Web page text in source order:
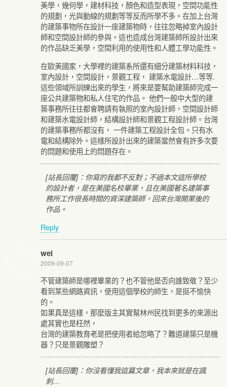
美學，幾何學，建材科技，顏色和造型表現，空間功能性
的規劃，光與動線的規劃等等反而所學不多。在加上台灣
的建築事物所在設計一座建築物時，往往忽略掉室內設計
師和空間設計師的參與。這也造成台灣建築師所設計出來
的作品缺乏美學，空間利用的使用性和人體工學功能性。
在歐美國家，大學裡的建築系所還有細分建築材料科技，
室內設計，空間設計，景觀工程， 建築水電設計…等等.
這些領域所訓練出來的學生，將來是要幫助建築師完成一
座公共建築物和私人住宅的作品。 他們一般中大型的建
築事務所往往都會聘請有執照的室內設計師，空間設計師
和建築水電設計師，結構設計師和景觀工程設計師。台灣
的建築事務所都沒有， 一件建築工程設計全包。只有水
電和結構除外。這樣所設計出來的建築當然會有許多次要
的問題和使用上的問題存在。
[站長回覆]：你寫的我都不反對；不過本文這所學校
的設計者，是在美國名校畢業，且在美國著名建築事
務所工作很長時間的資深建築師，回來台灣開業後的
作品。
Reply
wei
2009-09-07
不管建築師是哪裡畢業的？也不管他是否向誰致敬？至少
看到某些網路資訊，使用這個學校的師生，是挺不愉快
的。
如果真是這樣，那麼版主其實幫林州民找到更多的來源出
處其實也是枉然，
台灣的建築教育老是把使用者給忽略了？難道建築只是機
器？只是景觀雕塑？
[站長回覆]：你沒看懂我這篇文章，我本來就是在諷
刺…